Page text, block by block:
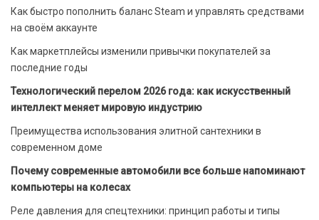
Как быстро пополнить баланс Steam и управлять средствами
на своём аккаунте
Как маркетплейсы изменили привычки покупателей за
последние годы
Технологический перелом 2026 года: как искусственный
интеллект меняет мировую индустрию
Преимущества использования элитной сантехники в
современном доме
Почему современные автомобили все больше напоминают
компьютеры на колесах
Реле давления для спецтехники: принцип работы и типы